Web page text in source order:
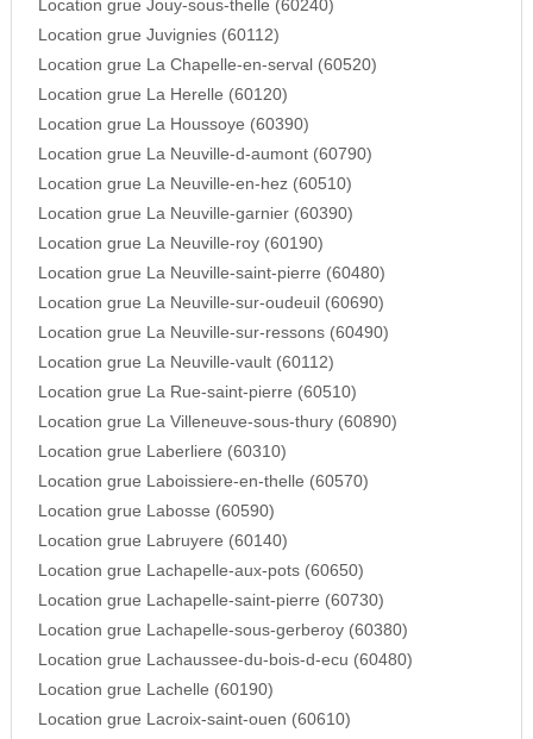
Location grue Jouy-sous-thelle (60240)
Location grue Juvignies (60112)
Location grue La Chapelle-en-serval (60520)
Location grue La Herelle (60120)
Location grue La Houssoye (60390)
Location grue La Neuville-d-aumont (60790)
Location grue La Neuville-en-hez (60510)
Location grue La Neuville-garnier (60390)
Location grue La Neuville-roy (60190)
Location grue La Neuville-saint-pierre (60480)
Location grue La Neuville-sur-oudeuil (60690)
Location grue La Neuville-sur-ressons (60490)
Location grue La Neuville-vault (60112)
Location grue La Rue-saint-pierre (60510)
Location grue La Villeneuve-sous-thury (60890)
Location grue Laberliere (60310)
Location grue Laboissiere-en-thelle (60570)
Location grue Labosse (60590)
Location grue Labruyere (60140)
Location grue Lachapelle-aux-pots (60650)
Location grue Lachapelle-saint-pierre (60730)
Location grue Lachapelle-sous-gerberoy (60380)
Location grue Lachaussee-du-bois-d-ecu (60480)
Location grue Lachelle (60190)
Location grue Lacroix-saint-ouen (60610)